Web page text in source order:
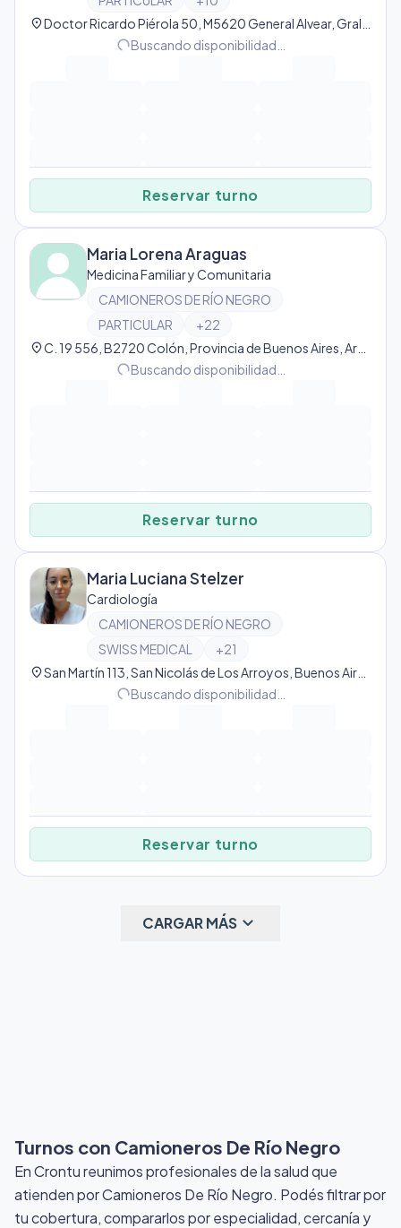
location_on
progress_activityBuscando disponibilidad…
Reservar turno
Maria Lorena Araguas
Medicina Familiar y Comunitaria
CAMIONEROS DE RÍO NEGRO
PARTICULAR
+22
location_on
progress_activityBuscando disponibilidad…
Reservar turno
Maria Luciana Stelzer
Cardiología
CAMIONEROS DE RÍO NEGRO
SWISS MEDICAL
+21
location_on
progress_activityBuscando disponibilidad…
Reservar turno
CARGAR MÁS keyboard_arrow_down
Turnos con Camioneros De Río Negro
En Crontu reunimos profesionales de la salud que
atienden por Camioneros De Río Negro. Podés filtrar por
tu cobertura, compararlos por especialidad, cercanía y